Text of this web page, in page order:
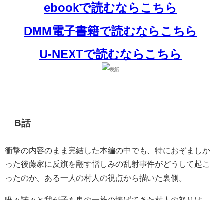
ebookで読むならこちら
DMM電子書籍で読むならこちら
U-NEXTで読むならこちら
B話
衝撃の内容のまま完結した本編の中でも、特におぞましか
った後藤家に反旗を翻す憎しみの乱射事件がどうして起こ
ったのか、ある一人の村人の視点から描いた裏側。